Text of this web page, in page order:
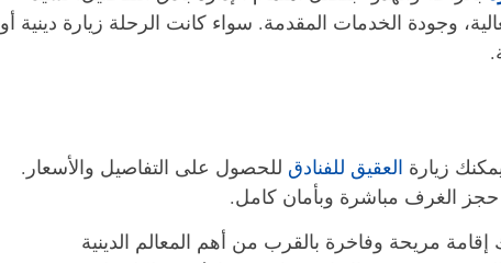
وجودة الخدمات المقدمة. سواء كانت الرحلة زيارة دينية أو
زيارة العقيق للفنادق للحصول على التفاصيل والأسعار.
حجز الغرف مباشرة وبأمان كامل.
مريحة وفاخرة بالقرب من أهم المعالم الدينية